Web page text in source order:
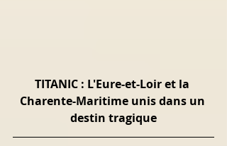
TITANIC : L'Eure-et-Loir et la
Charente-Maritime unis dans un
destin tragique